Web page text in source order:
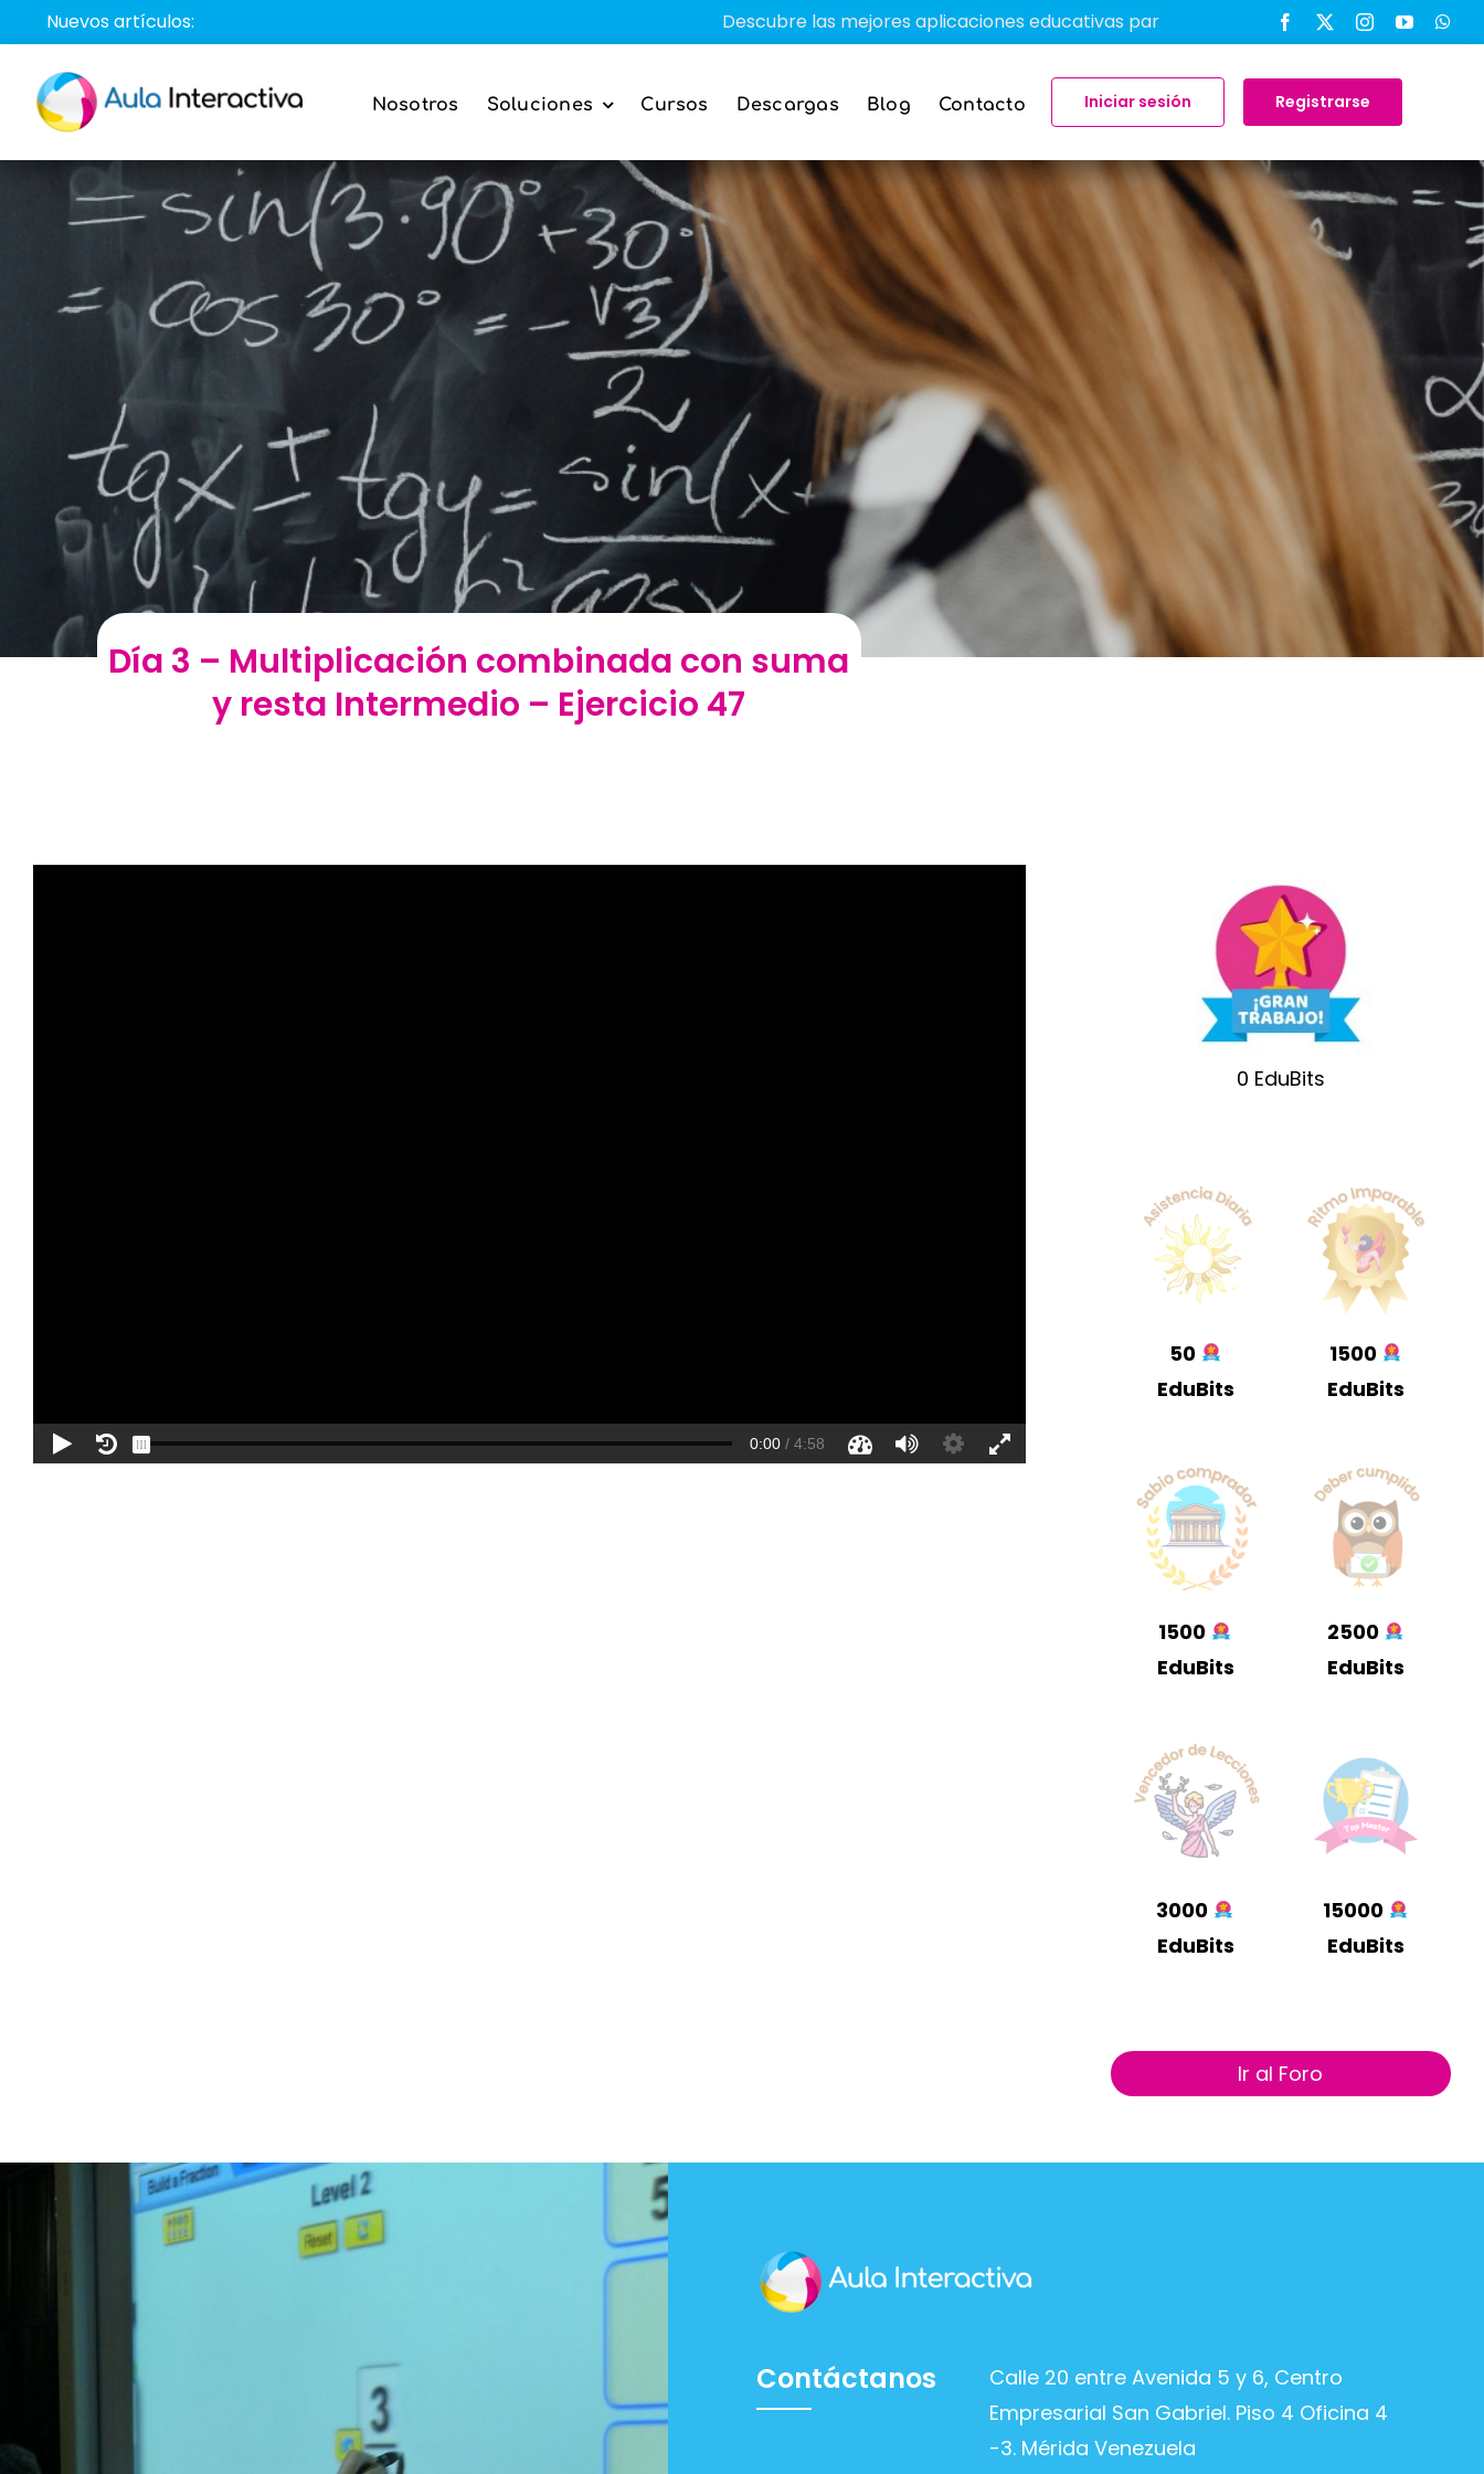
Saltar
al
contenido
Nuevos artículos: Descubre las mejores aplicaciones educativas para transformar el aprendizaje en el aula -
Nosotros Soluciones Cursos Descargas Blog Contacto Iniciar sesión Registrarse
Día 3 – Multiplicación combinada con suma
y resta Intermedio – Ejercicio 47
0 EduBits
50
EduBits
1500
EduBits
1500
EduBits
2500
EduBits
3000
EduBits
15000
EduBits
Ir al Foro
Contáctanos
Calle 20 entre Avenida 5 y 6, Centro
Empresarial San Gabriel. Piso 4 Oficina 4
-3. Mérida Venezuela